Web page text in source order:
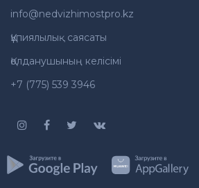
info@nedvizhimostpro.kz
Құпиялылық саясаты
Қолданушының келісімі
+7 (775) 539 3946